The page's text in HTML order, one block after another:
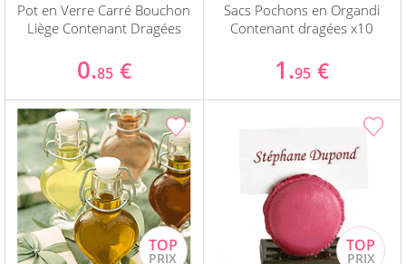
Pot en Verre Carré Bouchon
Liège Contenant Dragées
0.85 €
Sacs Pochons en Organdi
Contenant dragées x10
1.95 €